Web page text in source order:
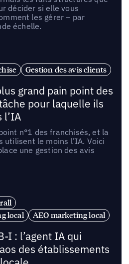
décider si elle vous
les gérer – par
échelle.
Gestion des avis clients
grand pain point des
pour laquelle ils
l’IA
n°1 des franchisés, et la
utilisent le moins l’IA. Voici
une gestion des avis
local
AEO marketing local
I : l’agent IA qui
des établissements